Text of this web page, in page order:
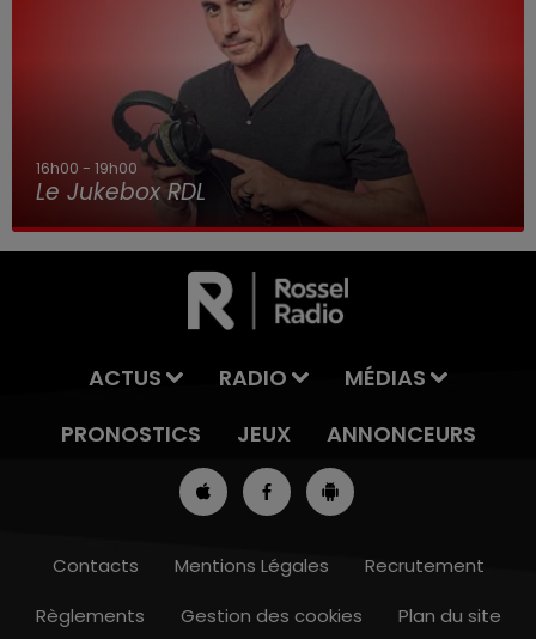
13h00 - 16h00
16h00 - 19h00
Le Jukebox RDL
ACTUS RADIO
MÉDIAS
PRONOSTICS
JEUX ANNONCEURS
Contacts Mentions Légales
Recrutement
Règlements
Gestion des cookies Plan du site